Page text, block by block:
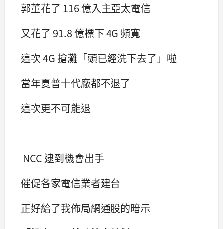
郭董花了 116 億入主亞太電信
又花了 91.8 億標下 4G 頻寬
這次 4G 搶灘「頭已經洗下去了」啦
當年夏普十代廠都不退了
這次更不可能退
NCC 逮到機會出手
催促各家電信業者建台
正好給了我佈局網通股的暗示